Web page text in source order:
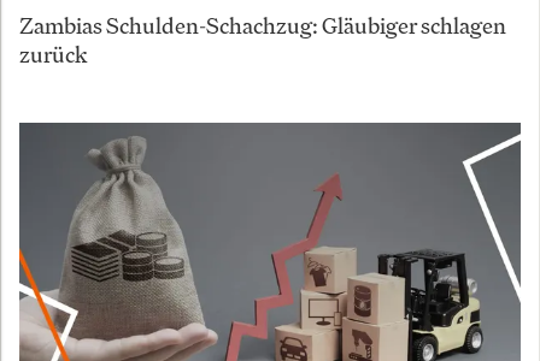
Zambias Schulden-Schachzug: Gläubiger schlagen
zurück